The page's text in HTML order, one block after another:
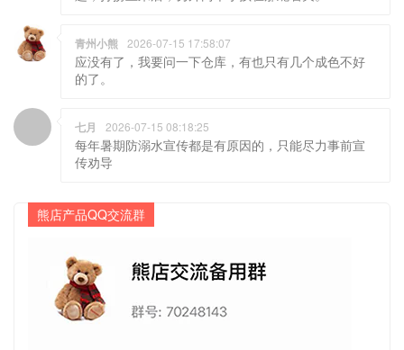
青州小熊 2026-07-15 17:58:07
应没有了，我要问一下仓库，有也只有几个成色不好
的了。
七月 2026-07-15 08:18:25
每年暑期防溺水宣传都是有原因的，只能尽力事前宣
传劝导
熊店产品QQ交流群